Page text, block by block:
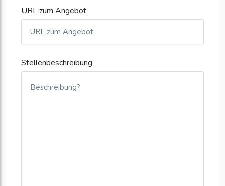
URL zum Angebot
Stellenbeschreibung